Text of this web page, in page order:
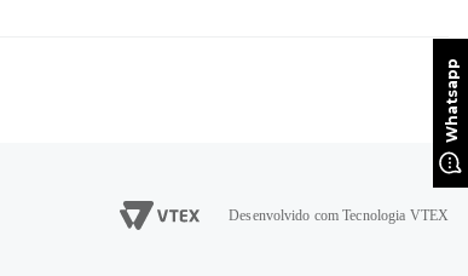
Desenvolvido com Tecnologia VTEX